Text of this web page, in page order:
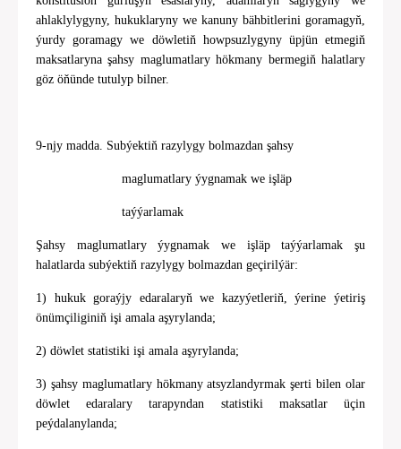
ahlaklylygyny, hukuklaryny we kanuny bähbitlerini goramagyň,
ýurdy goramagy we döwletiň howpsuzlygyny üpjün etmegiň
maksatlaryna şahsy maglumatlary hökmany bermegiň halatlary
göz öňünde tutulyp bilner.
9-njy madda. Subýektiň razylygy bolmazdan şahsy
maglumatlary ýygnamak we işläp
taýýarlamak
Şahsy maglumatlary ýygnamak we işläp taýýarlamak şu
halatlarda subýektiň razylygy bolmazdan geçirilýär:
1) hukuk goraýjy edaralaryň we kazyýetleriň, ýerine ýetiriş
önümçiliginiň işi amala aşyrylanda;
2) döwlet statistiki işi amala aşyrylanda;
3) şahsy maglumatlary hökmany atsyzlandyrmak şerti bilen olar
döwlet edaralary tarapyndan statistiki maksatlar üçin
peýdalanylanda;